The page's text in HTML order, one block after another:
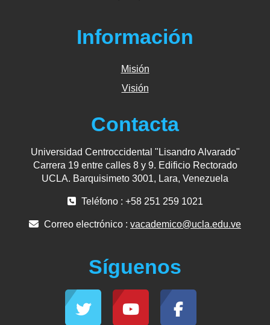
Información
Misión
Visión
Contacta
Universidad Centroccidental "Lisandro Alvarado"
Carrera 19 entre calles 8 y 9. Edificio Rectorado
UCLA. Barquisimeto 3001, Lara, Venezuela
Teléfono : +58 251 259 1021
Correo electrónico : vacademico@ucla.edu.ve
Síguenos